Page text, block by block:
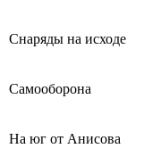
Снаряды на исходе
Самооборона
На юг от Анисова